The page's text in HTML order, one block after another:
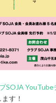
SOJA YouTube
す！